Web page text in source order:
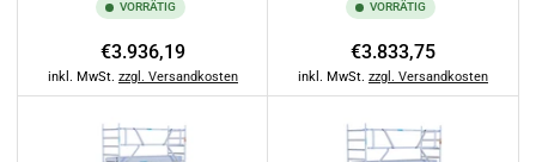
VORRÄTIG
Normaler
Preis
€3.936,19
inkl. MwSt. zzgl. Versandkosten
VORRÄTIG
Normaler
Preis
€3.833,75
inkl. MwSt. zzgl. Versandkosten